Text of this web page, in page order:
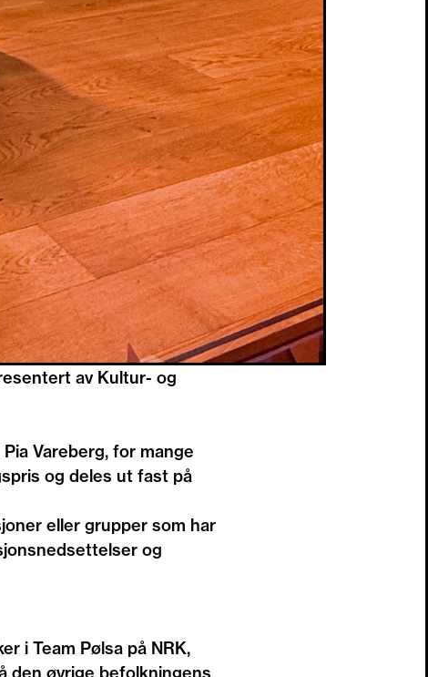
av Kultur- og
Vareberg, for mange
og deles ut fast på
eller grupper som har
og
i Team Pølsa på NRK,